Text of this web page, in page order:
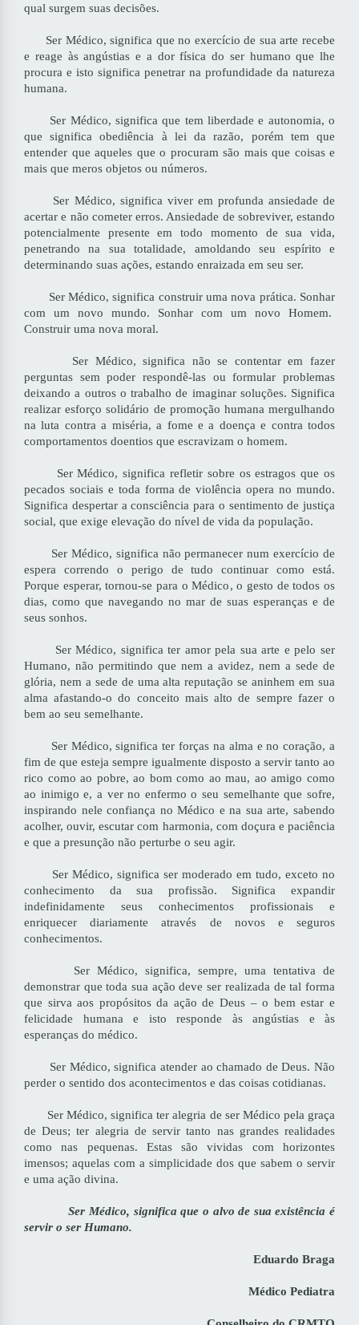
qual surgem suas decisões.
Ser Médico, significa que no exercício de sua arte recebe
e reage às angústias e a dor física do ser humano que lhe
procura e isto significa penetrar na profundidade da natureza
humana.
Ser Médico, significa que tem liberdade e autonomia, o
que significa obediência à lei da razão, porém tem que
entender que aqueles que o procuram são mais que coisas e
mais que meros objetos ou números.
Ser Médico, significa viver em profunda ansiedade de
acertar e não cometer erros. Ansiedade de sobreviver, estando
potencialmente presente em todo momento de sua vida,
penetrando na sua totalidade, amoldando seu espírito e
determinando suas ações, estando enraizada em seu ser.
Ser Médico, significa construir uma nova prática. Sonhar
com um novo mundo. Sonhar com um novo Homem.
Construir uma nova moral.
Ser Médico, significa não se contentar em fazer
perguntas sem poder respondê-las ou formular problemas
deixando a outros o trabalho de imaginar soluções. Significa
realizar esforço solidário de promoção humana mergulhando
na luta contra a miséria, a fome e a doença e contra todos
comportamentos doentios que escravizam o homem.
Ser Médico, significa refletir sobre os estragos que os
pecados sociais e toda forma de violência opera no mundo.
Significa despertar a consciência para o sentimento de justiça
social, que exige elevação do nível de vida da população.
Ser Médico, significa não permanecer num exercício de
espera correndo o perigo de tudo continuar como está.
Porque esperar, tornou-se para o Médico, o gesto de todos os
dias, como que navegando no mar de suas esperanças e de
seus sonhos.
Ser Médico, significa ter amor pela sua arte e pelo ser
Humano, não permitindo que nem a avidez, nem a sede de
glória, nem a sede de uma alta reputação se aninhem em sua
alma afastando-o do conceito mais alto de sempre fazer o
bem ao seu semelhante.
Ser Médico, significa ter forças na alma e no coração, a
fim de que esteja sempre igualmente disposto a servir tanto ao
rico como ao pobre, ao bom como ao mau, ao amigo como
ao inimigo e, a ver no enfermo o seu semelhante que sofre,
inspirando nele confiança no Médico e na sua arte, sabendo
acolher, ouvir, escutar com harmonia, com doçura e paciência
e que a presunção não perturbe o seu agir.
Ser Médico, significa ser moderado em tudo, exceto no
conhecimento da sua profissão. Significa expandir
indefinidamente seus conhecimentos profissionais e
enriquecer diariamente através de novos e seguros
conhecimentos.
Ser Médico, significa, sempre, uma tentativa de
demonstrar que toda sua ação deve ser realizada de tal forma
que sirva aos propósitos da ação de Deus – o bem estar e
felicidade humana e isto responde às angústias e às
esperanças do médico.
Ser Médico, significa atender ao chamado de Deus. Não
perder o sentido dos acontecimentos e das coisas cotidianas.
Ser Médico, significa ter alegria de ser Médico pela graça
de Deus; ter alegria de servir tanto nas grandes realidades
como nas pequenas. Estas são vividas com horizontes
imensos; aquelas com a simplicidade dos que sabem o servir
e uma ação divina.
Ser Médico, significa que o alvo de sua existência é
servir o ser Humano.
Eduardo Braga
Médico Pediatra